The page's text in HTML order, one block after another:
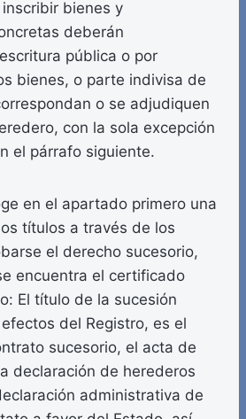
bienes y
deberán
pública o por
bienes, o parte indivisa de
o se adjudiquen
con la sola excepción
el párrafo siguiente.
en el apartado primero una
títulos a través de los
el derecho sucesorio,
encuentra el certificado
El título de la sucesión
del Registro, es el
sucesorio, el acta de
declaración de herederos
administrativa de